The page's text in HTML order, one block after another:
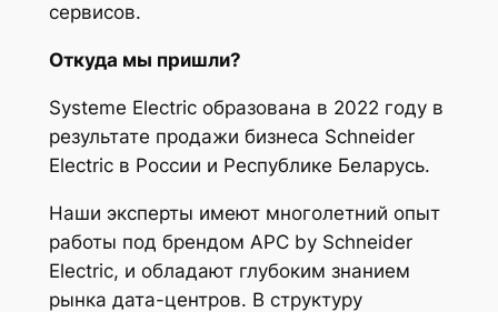
сервисов.
Откуда мы пришли?
Systeme Electric образована в 2022 году в
результате продажи бизнеса Schneider
Electric в России и Республике Беларусь.
Наши эксперты имеют многолетний опыт
работы под брендом APC by Schneider
Electric, и обладают глубоким знанием
рынка дата-центров. В структуру